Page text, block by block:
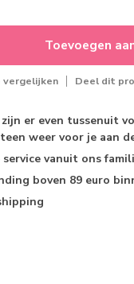
Toevoegen
vergelijken Deel dit
er even tussenuit
weer voor je aan
vanuit ons
boven 89 euro